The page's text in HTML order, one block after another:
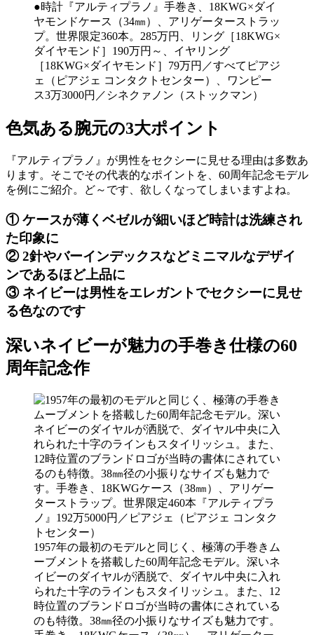
●時計『アルティプラノ』手巻き、18KWG×ダイ
ヤモンドケース（34㎜）、アリゲーターストラッ
プ。世界限定360本。285万円、リング［18KWG×
ダイヤモンド］190万円～、イヤリング
［18KWG×ダイヤモンド］79万円／すべてピアジ
ェ（ピアジェ コンタクトセンター）、ワンピー
ス3万3000円／シネクァノン（ストックマン）
色気ある腕元の3大ポイント
『アルティプラノ』が男性をセクシーに見せる理由は多数あ
ります。そこでその代表的なポイントを、60周年記念モデル
を例にご紹介。ど～です、欲しくなってしまいますよね。
① ケースが薄くベゼルが細いほど時計は洗練され
た印象に
② 2針やバーインデックスなどミニマルなデザイ
ンであるほど上品に
③ ネイビーは男性をエレガントでセクシーに見せ
る色なのです
深いネイビーが魅力の手巻き仕様の60
周年記念作
1957年の最初のモデルと同じく、極薄の手巻きム
ーブメントを搭載した60周年記念モデル。深いネ
イビーのダイヤルが洒脱で、ダイヤル中央に入れ
られた十字のラインもスタイリッシュ。また、12
時位置のブランドロゴが当時の書体にされている
のも特徴。38㎜径の小振りなサイズも魅力です。